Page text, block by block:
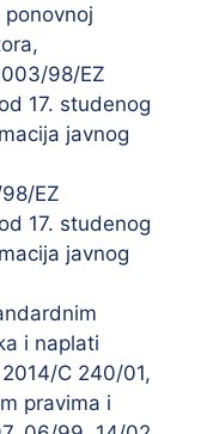
98/EZ
17. studenog
javnog
EZ
17. studenog
javnog
i naplati
C 240/01,
pravima i